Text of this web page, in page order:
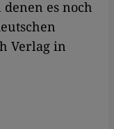
es noch
Verlag in